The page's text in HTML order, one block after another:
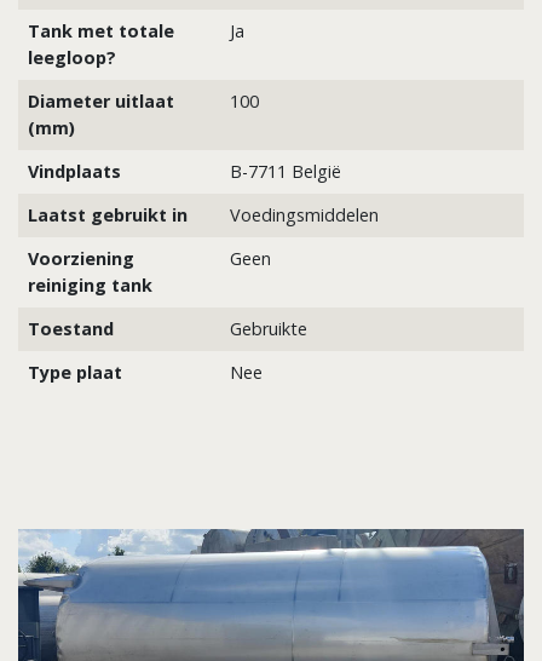
Tank met totale
leegloop?
Ja
Diameter uitlaat
(mm)
100
Vindplaats
B-7711 België
Laatst gebruikt in
Voedingsmiddelen
Voorziening
reiniging tank
Geen
Toestand
Gebruikte
Type plaat
Nee